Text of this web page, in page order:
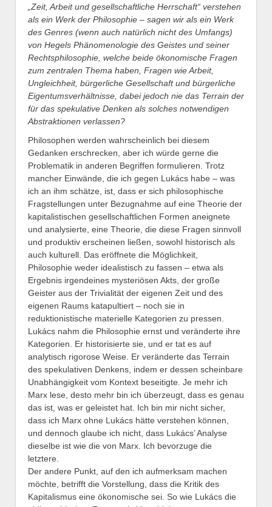
„Zeit, Arbeit und gesellschaftliche Herrschaft“ verstehen
als ein Werk der Philosophie – sagen wir als ein Werk
des Genres (wenn auch natürlich nicht des Umfangs)
von Hegels Phänomenologie des Geistes und seiner
Rechtsphilosophie, welche beide ökonomische Fragen
zum zentralen Thema haben, Fragen wie Arbeit,
Ungleichheit, bürgerliche Gesellschaft und bürgerliche
Eigentumsverhältnisse, dabei jedoch nie das Terrain der
für das spekulative Denken als solches notwendigen
Abstraktionen verlassen?
Philosophen werden wahrscheinlich bei diesem
Gedanken erschrecken, aber ich würde gerne die
Problematik in anderen Begriffen formulieren. Trotz
mancher Einwände, die ich gegen Lukács habe – was
ich an ihm schätze, ist, dass er sich philosophische
Fragstellungen unter Bezugnahme auf eine Theorie der
kapitalistischen gesellschaftlichen Formen aneignete
und analysierte, eine Theorie, die diese Fragen sinnvoll
und produktiv erscheinen ließen, sowohl historisch als
auch kulturell. Das eröffnete die Möglichkeit,
Philosophie weder idealistisch zu fassen – etwa als
Ergebnis irgendeines mysteriösen Akts, der große
Geister aus der Trivialität der eigenen Zeit und des
eigenen Raums katapultiert – noch sie in
reduktionistische materielle Kategorien zu pressen.
Lukács nahm die Philosophie ernst und veränderte ihre
Kategorien. Er historisierte sie, und er tat es auf
analytisch rigorose Weise. Er veränderte das Terrain
des spekulativen Denkens, indem er dessen scheinbare
Unabhängigkeit vom Kontext beseitigte. Je mehr ich
Marx lese, desto mehr bin ich überzeugt, dass es genau
das ist, was er geleistet hat. Ich bin mir nicht sicher,
dass ich Marx ohne Lukács hätte verstehen können,
und dennoch glaube ich nicht, dass Lukács’ Analyse
dieselbe ist wie die von Marx. Ich bevorzuge die
letztere.
Der andere Punkt, auf den ich aufmerksam machen
möchte, betrifft die Vorstellung, dass die Kritik des
Kapitalismus eine ökonomische sei. So wie Lukács die